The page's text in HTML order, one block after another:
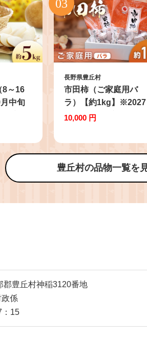
8～16
中旬
定
野県
丘村
長野県豊丘村
市田柿（ご家庭用バ
ラ）【約1kg】※2027
年1月発送予定※
10,000 円
豊丘村の品物一覧を
豊丘村神稲3120番地
係
：15